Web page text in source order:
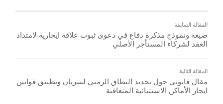
المقالة السابقة
صيغة ونموذج مذكرة دفاع في دعوى ثبوت علاقة ايجارية لامتداد
العقد لشركاء المستأجر الأصلي
المقالة التالية
مقال قانوني حول تحديد النطاق الزمني لسريان وتطبيق قوانين
ايجار الأماكن الاستثنائية المتعاقبة